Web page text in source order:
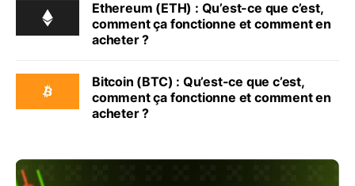
Ethereum (ETH) : Qu’est-ce que c’est,
comment ça fonctionne et comment en
acheter ?
Bitcoin (BTC) : Qu’est-ce que c’est,
comment ça fonctionne et comment en
acheter ?